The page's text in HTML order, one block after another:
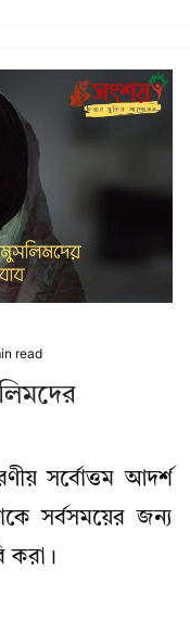
read
সর্বোত্তম আদর্শ
সর্বসময়ের জন্য
করা।